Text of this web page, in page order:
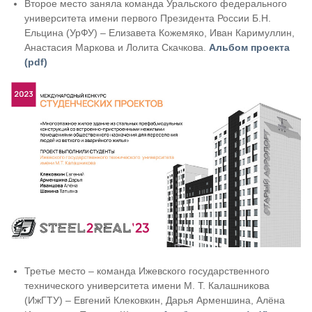
Второе место заняла команда Уральского федерального
университета имени первого Президента России Б.Н.
Ельцина (УрФУ) – Елизавета Кожемяко, Иван Каримуллин,
Анастасия Маркова и Лолита Скачкова. Альбом проекта
(pdf)
Третье место – команда Ижевского государственного
технического университета имени М. Т. Калашникова
(ИжГТУ) – Евгений Клековкин, Дарья Арменшина, Алёна